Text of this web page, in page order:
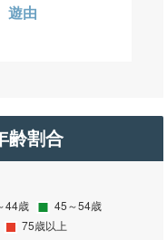
遊由
齢割合